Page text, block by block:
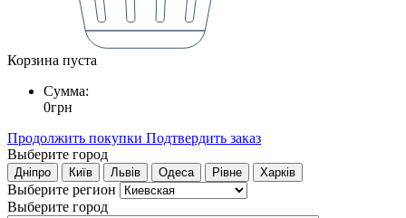
Корзина пуста
Сумма:
0грн
Продолжить покупки Подтвердить заказ
Выберите город
Дніпро Київ Львів Одеса Рівне Харків
Выберите регион
Выберите город